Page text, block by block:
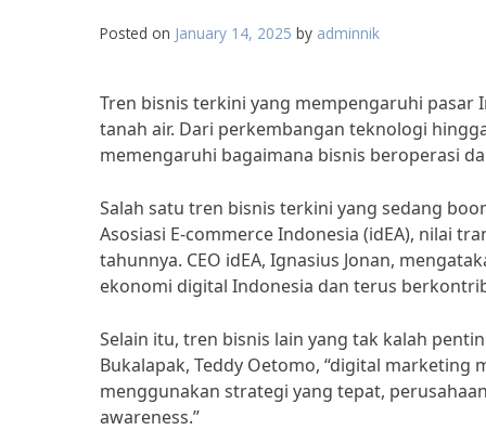
Posted on January 14, 2025 by adminnik
Tren bisnis terkini yang mempengaruhi
tanah air. Dari perkembangan teknologi
memengaruhi bagaimana bisnis beroperasi
Salah satu tren bisnis terkini yang sedang
Asosiasi E-commerce Indonesia (idEA), nilai
tahunnya. CEO idEA, Ignasius Jonan,
ekonomi digital Indonesia dan terus
Selain itu, tren bisnis lain yang tak kalah
Bukalapak, Teddy Oetomo, “digital
menggunakan strategi yang tepat,
awareness.”